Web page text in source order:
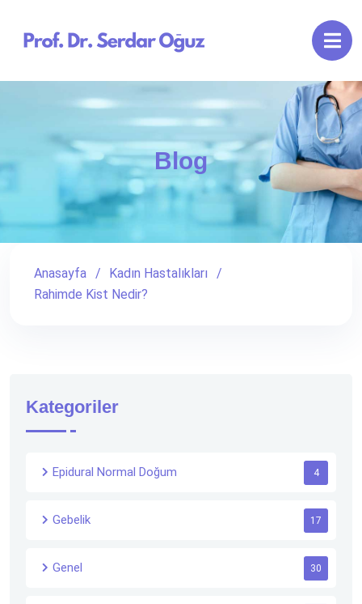
Blog
Anasayfa
Kadın Hastalıkları
Rahimde Kist Nedir?
Kategoriler
Epidural Normal Doğum 4
Gebelik 17
Genel 30